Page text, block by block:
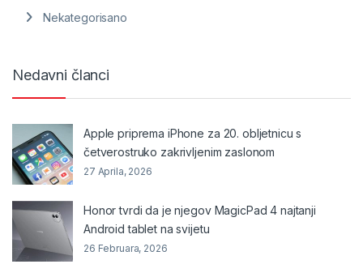
Nekategorisano
Nedavni članci
Apple priprema iPhone za 20. obljetnicu s
četverostruko zakrivljenim zaslonom
27 Aprila, 2026
Honor tvrdi da je njegov MagicPad 4 najtanji
Android tablet na svijetu
26 Februara, 2026